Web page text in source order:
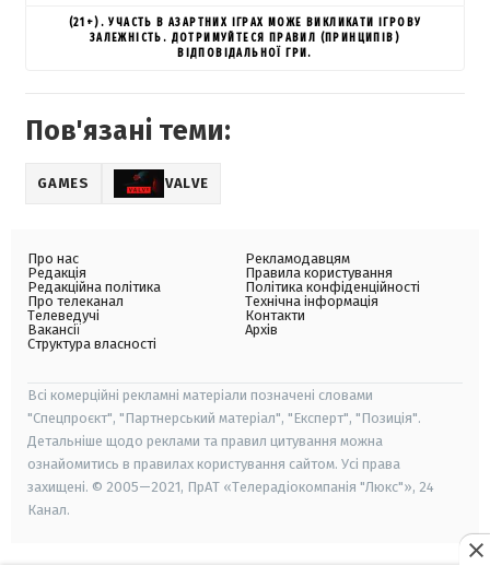
(21+). УЧАСТЬ В АЗАРТНИХ ІГРАХ МОЖЕ ВИКЛИКАТИ ІГРОВУ
ЗАЛЕЖНІСТЬ. ДОТРИМУЙТЕСЯ ПРАВИЛ (ПРИНЦИПІВ)
ВІДПОВІДАЛЬНОЇ ГРИ.
Пов'язані теми:
GAMES VALVE
Про нас
Редакція
Редакційна політика
Про телеканал
Телеведучі
Вакансії
Структура власності
Рекламодавцям
Правила користування
Політика конфіденційності
Технічна інформація
Контакти
Архів
Всі комерційні рекламні матеріали позначені словами
"Спецпроєкт", "Партнерський матеріал", "Експерт", "Позиція".
Детальніше щодо реклами та правил цитування можна
ознайомитись в правилах користування сайтом. Усі права
захищені. © 2005—2021, ПрАТ «Телерадіокомпанія "Люкс"», 24
Канал.